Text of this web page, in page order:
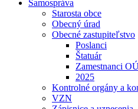
Samospráva
Starosta obce
Obecný úrad
Obecné zastupiteľstvo
Poslanci
Štatuár
Zamestnanci
2025
Kontrolné orgány a
VZN